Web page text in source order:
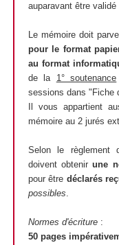
auparavant être
Le mémoire doit
pour le format
au format
de la 1° soutenance
sessions dans "Fiche
Il vous appartient
mémoire au 2 jurés
Selon le règlement
doivent obtenirune
pour être déclarés
possibles.
Normes d'écriture:
50 pages